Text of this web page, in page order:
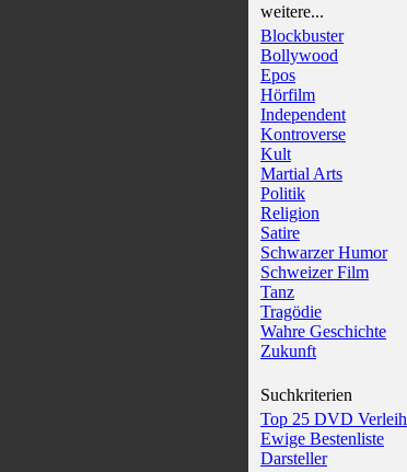
weitere...
Blockbuster
Bollywood
Epos
Hörfilm
Independent
Kontroverse
Kult
Martial Arts
Politik
Religion
Satire
Schwarzer Humor
Schweizer Film
Tanz
Tragödie
Wahre Geschichte
Zukunft
Suchkriterien
Top 25 DVD Verleih
Ewige Bestenliste
Darsteller